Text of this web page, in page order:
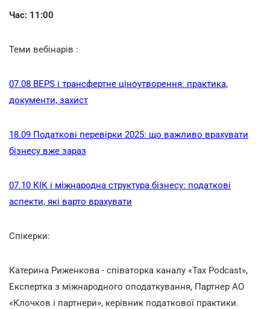
Час: 11:00
Теми вебінарів :
07.08 BEPS і трансфертне ціноутворення: практика,
документи, захист
18.09 Податкові перевірки 2025: що важливо врахувати
бізнесу вже зараз
07.10 КІК і міжнародна структура бізнесу: податкові
аспекти, які варто врахувати
Спікерки:
Катерина Риженкова - співаторка каналу «Tax Podcast»,
Експертка з міжнародного оподаткування, Партнер АО
«Клочков і партнери», керівник податкової практики.